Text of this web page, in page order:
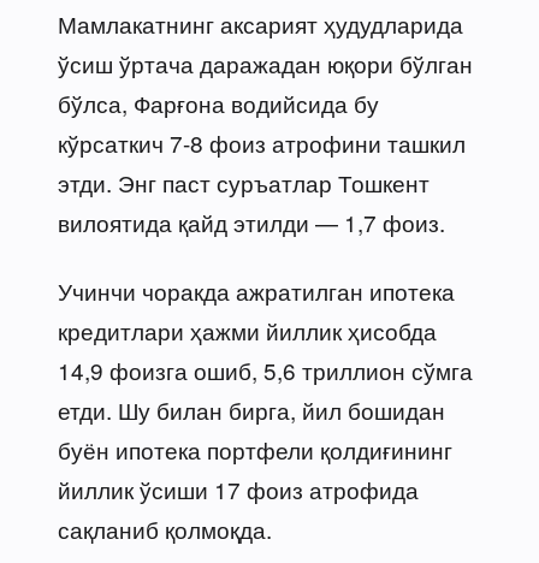
Мамлакатнинг аксарият ҳудудларида
ўсиш ўртача даражадан юқори бўлган
бўлса, Фарғона водийсида бу
кўрсаткич 7-8 фоиз атрофини ташкил
этди. Энг паст суръатлар Тошкент
вилоятида қайд этилди — 1,7 фоиз.
Учинчи чоракда ажратилган ипотека
кредитлари ҳажми йиллик ҳисобда
14,9 фоизга ошиб, 5,6 триллион сўмга
етди. Шу билан бирга, йил бошидан
буён ипотека портфели қолдиғининг
йиллик ўсиши 17 фоиз атрофида
сақланиб қолмоқда.